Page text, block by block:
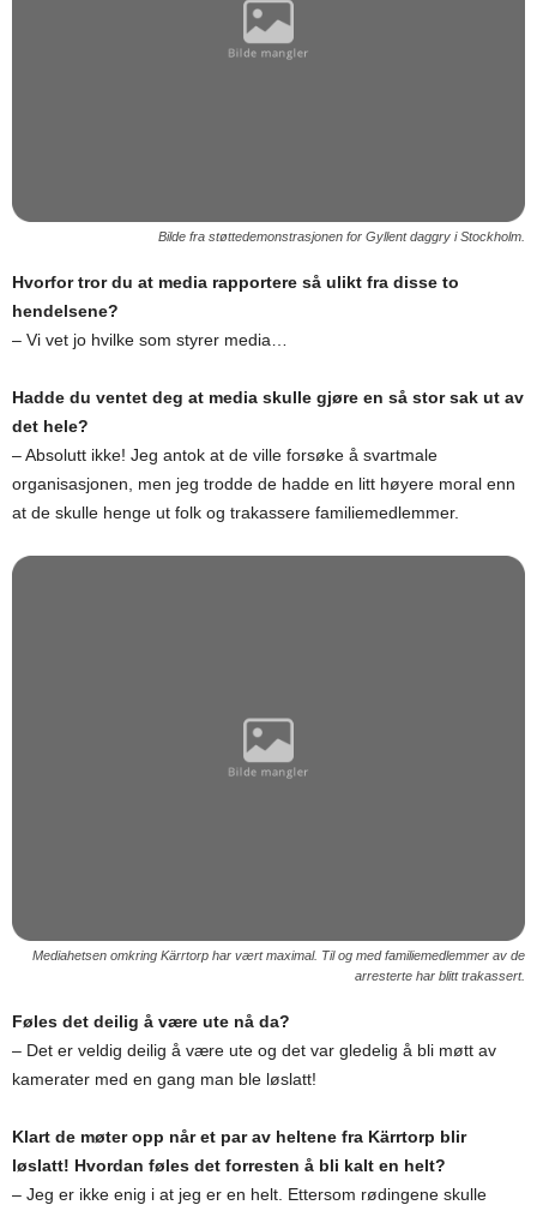
Bilde fra støttedemonstrasjonen for Gyllent daggry i Stockholm.
Hvorfor tror du at media rapportere så ulikt fra disse to
hendelsene?
– Vi vet jo hvilke som styrer media…
Hadde du ventet deg at media skulle gjøre en så stor sak ut av
det hele?
– Absolutt ikke! Jeg antok at de ville forsøke å svartmale
organisasjonen, men jeg trodde de hadde en litt høyere moral enn
at de skulle henge ut folk og trakassere familiemedlemmer.
Mediahetsen omkring Kärrtorp har vært maximal. Til og med familiemedlemmer av de
arresterte har blitt trakassert.
Føles det deilig å være ute nå da?
– Det er veldig deilig å være ute og det var gledelig å bli møtt av
kamerater med en gang man ble løslatt!
Klart de møter opp når et par av heltene fra Kärrtorp blir
løslatt! Hvordan føles det forresten å bli kalt en helt?
– Jeg er ikke enig i at jeg er en helt. Ettersom rødingene skulle